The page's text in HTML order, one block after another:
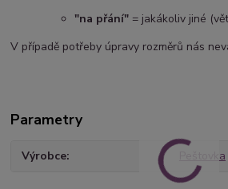
"na přání" = jakákoliv jiné
V případě potřeby úpravy rozměrů nás
Parametry
Výrobce Peštovka